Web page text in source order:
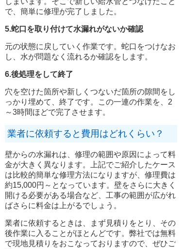
で、簡単に修理が完了しました。
5.蛇口を取り付けて水漏れがないか確認
元の状態に戻していく作業です。蛇口をつけなお
し、水が問題なく流れるか確認をします。
6.後処理をして終了
穴を空けた箇所や新しくつないだ箇所の隙間をし
っかり埋めて、終了です。この一連の作業を、2
～3時間ほどで完了させます。
業者に依頼すると費用はどれくらい？
壁からの水漏れは、修理の範囲や原因によって料
金が大きく異なります。上記でご紹介したケース
は比較的簡単な修理方法になりますが、修理費は
約15,000円～となっています。壁をさらに大きく
開ける必要がある場合など、工事の範囲が広がれ
ばさらに料金は上がるでしょう。
業者に依頼するときは、まず見積りをとり、その
後作業に入ることがほとんどです。弊社では無料
で現地見積りをおこなっておりますので、ぜひご